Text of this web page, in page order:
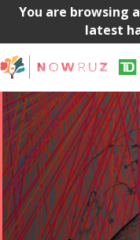
You are browsing
latest